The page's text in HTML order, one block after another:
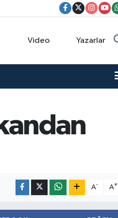
Video Yazarlar
A- A+